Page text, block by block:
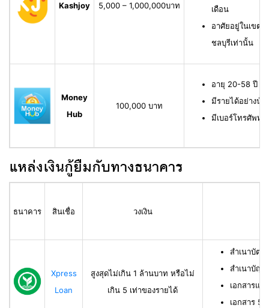
Kashjoy 5,000 – 1,000,000บาท
เดือน
อาศัยอยู่ในเขต
ชลบุรีเท่านั้น
Money
Hub
100,000 บาท
อายุ 20-58 ปี มี
มีรายได้อย่างน้
มีเบอร์โทรศัพท์
แหล่งเงินกู้ยืมกับทางธนาคาร
ธนาคาร สินเชื่อ วงเงิน
Xpress
Loan
สูงสุดไม่เกิน 1 ล้านบาท หรือไม่
เกิน 5 เท่าของรายได้
สำเนาบัตร
สำเนาบัญ
เอกสารแส
เอกสาร